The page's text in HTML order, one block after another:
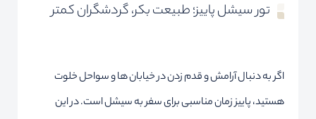
تور سیشل پاییز؛ طبیعت بکر، گردشگران کمتر
اگر به دنبال آرامش و قدم زدن در خیابان ها و سواحل خلوت
هستید، پاییز زمان مناسبی برای سفر به سیشل است. در این